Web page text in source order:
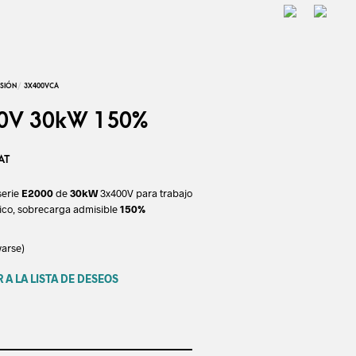
30kW 150%
E2000de30kW3x400V para trabajo
sobrecarga admisible150%
A LA LISTA DE DESEOS